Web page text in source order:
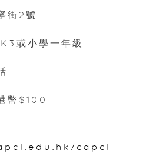
街2號
或小學一年級
幣$100
capcl-